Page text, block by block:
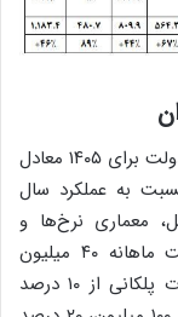
در بخش «مالیات بر درآمدها» نیز رقم برآوردی دولت برای ۱۴۰۵ معادل
۴۰ درصدی نسبت به عملکرد سال
معماری نرخ‌ها و
معافیت‌ها نیز قابل توجه است: سقف معافیت ماهانه ۴۰ میلیون
تومان پیشنهاد شده و پله‌های مالیاتی به‌صورت پلکانی از ۱۰ درصد